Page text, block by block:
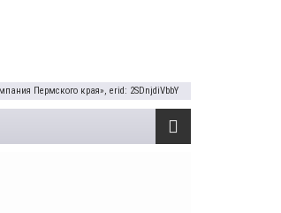
Пермского края», erid: 2SDnjdiVbbY